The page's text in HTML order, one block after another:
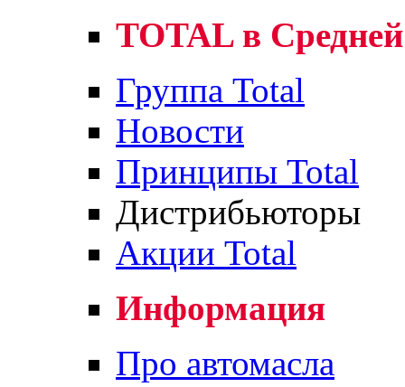
TOTAL в
Группа Total
Новости
Принципы Total
Дистрибьюторы
Акции Total
Информация
Про автомасла